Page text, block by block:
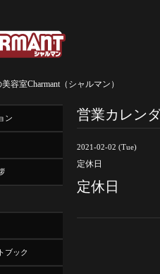
容室Charmant（シャルマン）
営業カレン
2021-02-02 (Tue)
定休日
定休日
ン
ブック